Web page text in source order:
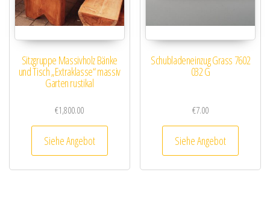
Sitzgruppe Massivholz Bänke
und Tisch „Extraklasse“ massiv
Garten rustikal
€1,800.00
Siehe Angebot
Schubladeneinzug Grass 7602
032 G
€7.00
Siehe Angebot